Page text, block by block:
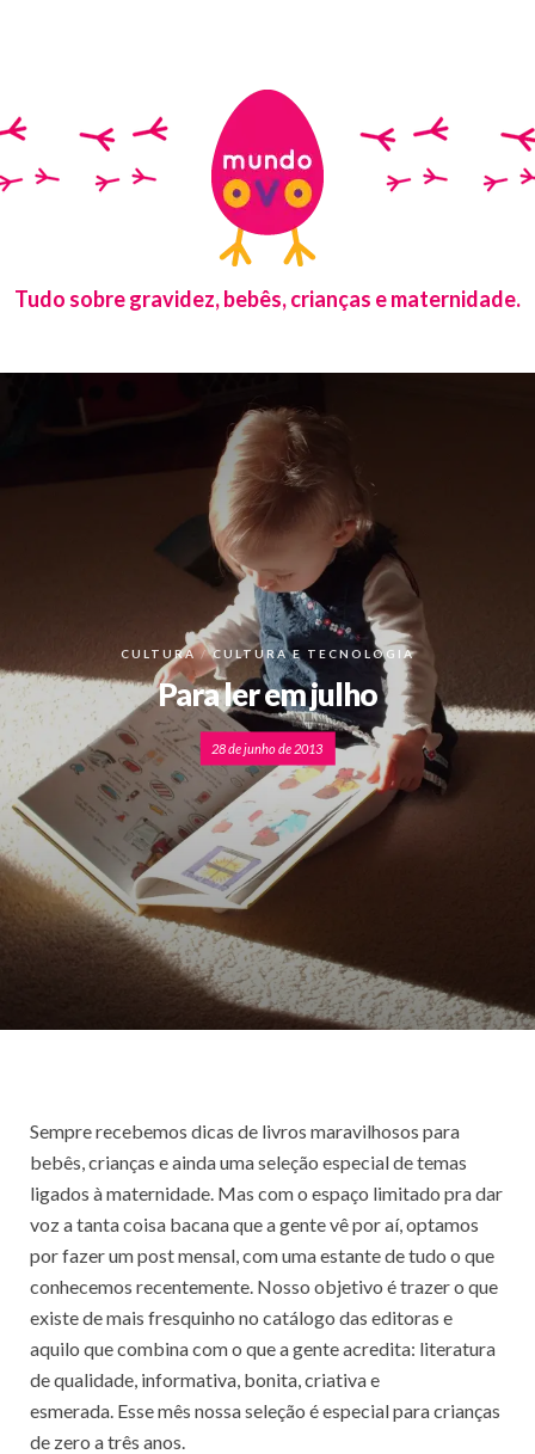
Tudo sobre gravidez, bebês, crianças e maternidade.
CULTURA CULTURA E TECNOLOGIA
Para ler em julho
28 de junho de 2013
Sempre recebemos dicas de livros maravilhosos para
bebês, crianças e ainda uma seleção especial de temas
ligados à maternidade. Mas com o espaço limitado pra dar
voz a tanta coisa bacana que a gente vê por aí, optamos
por fazer um post mensal, com uma estante de tudo o que
conhecemos recentemente. Nosso objetivo é trazer o que
existe de mais fresquinho no catálogo das editoras e
aquilo que combina com o que a gente acredita: literatura
de qualidade, informativa, bonita, criativa e
esmerada. Esse mês nossa seleção é especial para crianças
de zero a três anos.